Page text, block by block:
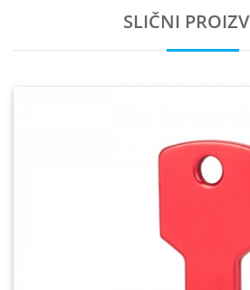
SLIČNI